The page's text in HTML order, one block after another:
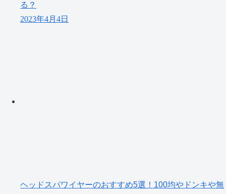
る？
2023年4月4日
ヘッドスパワイヤーのおすすめ5選！100均やドンキや無